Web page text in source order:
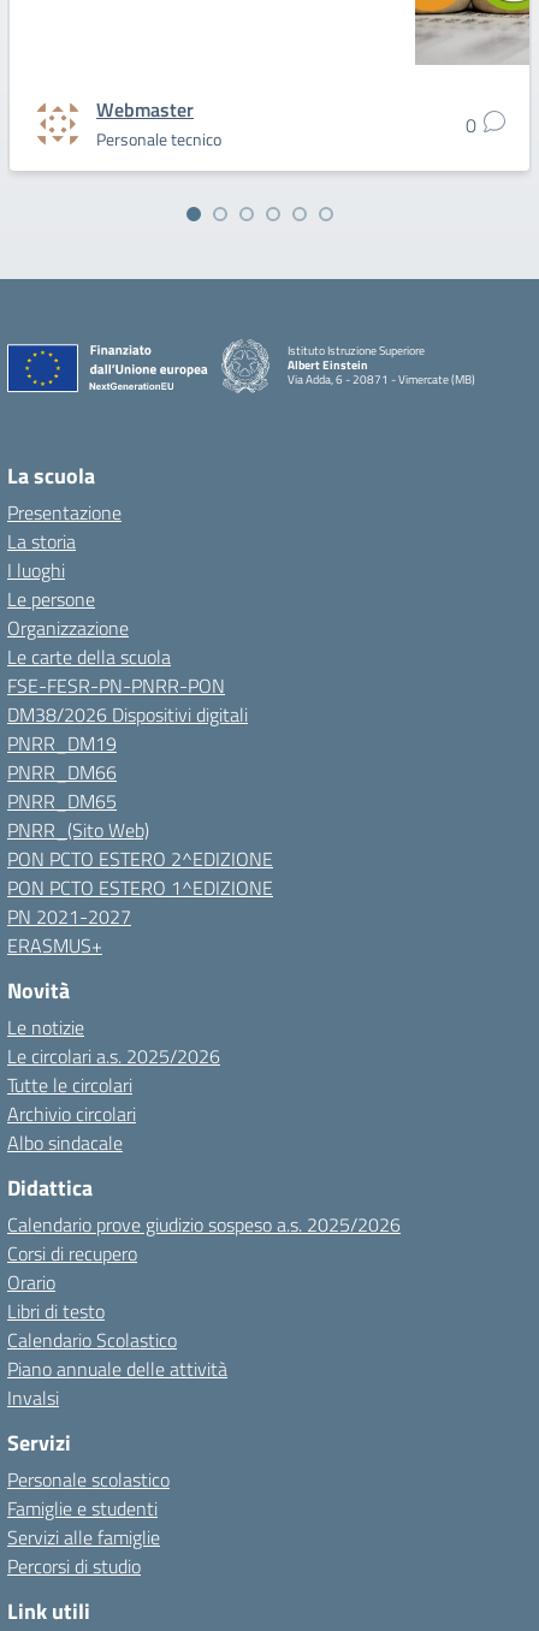
Webmaster
Personale tecnico 0
Istituto Istruzione Superiore
Albert Einstein
Via Adda, 6 - 20871 - Vimercate (MB)
La scuola
Presentazione
La storia
I luoghi
Le persone
Organizzazione
Le carte della scuola
FSE-FESR-PN-PNRR-PON
DM38/2026 Dispositivi digitali
PNRR_DM19
PNRR_DM66
PNRR_DM65
PNRR_(Sito Web)
PON PCTO ESTERO 2^EDIZIONE
PON PCTO ESTERO 1^EDIZIONE
PN 2021-2027
ERASMUS+
Novità
Le notizie
Le circolari a.s. 2025/2026
Tutte le circolari
Archivio circolari
Albo sindacale
Didattica
Calendario prove giudizio sospeso a.s. 2025/2026
Corsi di recupero
Orario
Libri di testo
Calendario Scolastico
Piano annuale delle attività
Invalsi
Servizi
Personale scolastico
Famiglie e studenti
Servizi alle famiglie
Percorsi di studio
Link utili